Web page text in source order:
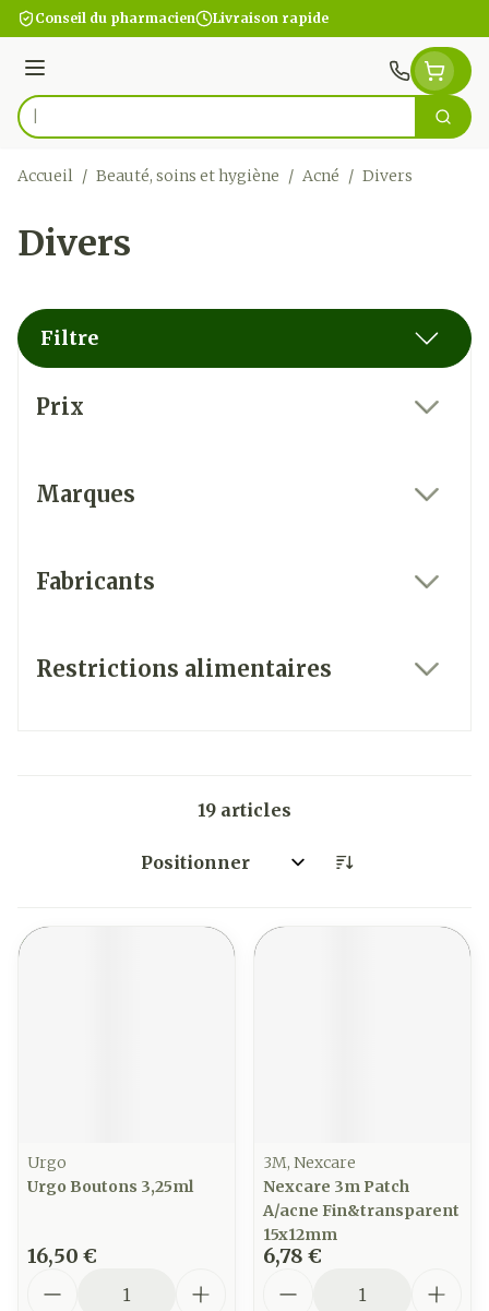
Aller au contenu
Conseil du pharmacien Livraison rapide
Menu
Rechercher
Accueil / Beauté, soins et hygiène / Acné / Divers
Divers
Filtre
Prix
Marques
Fabricants
Restrictions alimentaires
19 articles
Trier par:
Urgo
Urgo Boutons 3,25ml
16,50 €
3M, Nexcare
Nexcare 3m Patch
A/acne Fin&transparent
15x12mm
6,78 €